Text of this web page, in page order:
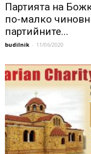
Партията на
по-малко
партийните...
budilnik - 11/06/2020